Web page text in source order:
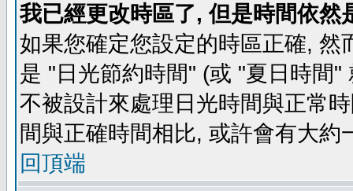
我已經更改時區了, 但是時間依然
如果您確定您設定的時區正確,
是 "日光節約時間" (或 "夏日時間
不被設計來處理日光時間與正常
間與正確時間相比, 或許會有大約
回頂端